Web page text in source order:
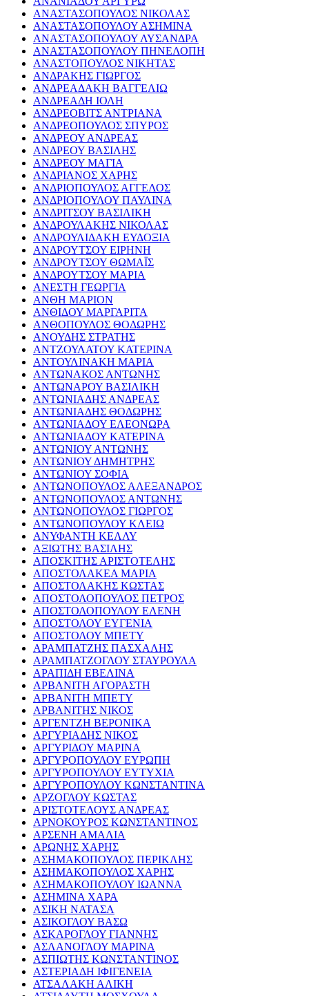
ΑΝΑΣΤΑΣΟΠΟΥΛΟΣ ΝΙΚΟΛΑΣ
ΑΝΑΣΤΑΣΟΠΟΥΛΟΥ ΑΣΗΜΙΝΑ
ΑΝΑΣΤΑΣΟΠΟΥΛΟΥ ΛΥΣΑΝΔΡΑ
ΑΝΑΣΤΑΣΟΠΟΥΛΟΥ ΠΗΝΕΛΟΠΗ
ΑΝΑΣΤΟΠΟΥΛΟΣ ΝΙΚΗΤΑΣ
ΑΝΔΡΑΚΗΣ ΓΙΩΡΓΟΣ
ΑΝΔΡΕΑΔΑΚΗ ΒΑΓΓΕΛΙΩ
ΑΝΔΡΕΑΔΗ ΙΟΛΗ
ΑΝΔΡΕΟΒΙΤΣ ΑΝΤΡΙΑΝΑ
ΑΝΔΡΕΟΠΟΥΛΟΣ ΣΠΥΡΟΣ
ΑΝΔΡΕΟΥ ΑΝΔΡΕΑΣ
ΑΝΔΡΕΟΥ ΒΑΣΙΛΗΣ
ΑΝΔΡΕΟΥ ΜΑΓΙΑ
ΑΝΔΡΙΑΝΟΣ ΧΑΡΗΣ
ΑΝΔΡΙΟΠΟΥΛΟΣ ΑΓΓΕΛΟΣ
ΑΝΔΡΙΟΠΟΥΛΟΥ ΠΑΥΛΙΝΑ
ΑΝΔΡΙΤΣΟΥ ΒΑΣΙΛΙΚΗ
ΑΝΔΡΟΥΛΑΚΗΣ ΝΙΚΟΛΑΣ
ΑΝΔΡΟΥΛΙΔΑΚΗ ΕΥΔΟΞΙΑ
ΑΝΔΡΟΥΤΣΟΥ ΕΙΡΗΝΗ
ΑΝΔΡΟΥΤΣΟΥ ΘΩΜΑΪΣ
ΑΝΔΡΟΥΤΣΟΥ ΜΑΡΙΑ
ΑΝΕΣΤΗ ΓΕΩΡΓΙΑ
ΑΝΘΗ ΜΑΡΙΟΝ
ΑΝΘΙΔΟΥ ΜΑΡΓΑΡΙΤΑ
ΑΝΘΟΠΟΥΛΟΣ ΘΟΔΩΡΗΣ
ΑΝΟΥΔΗΣ ΣΤΡΑΤΗΣ
ΑΝΤΖΟΥΛΑΤΟΥ ΚΑΤΕΡΙΝΑ
ΑΝΤΟΥΛΙΝΑΚΗ ΜΑΡΙΑ
ΑΝΤΩΝΑΚΟΣ ΑΝΤΩΝΗΣ
ΑΝΤΩΝΑΡΟΥ ΒΑΣΙΛΙΚΗ
ΑΝΤΩΝΙΑΔΗΣ ΑΝΔΡΕΑΣ
ΑΝΤΩΝΙΑΔΗΣ ΘΟΔΩΡΗΣ
ΑΝΤΩΝΙΑΔΟΥ ΕΛΕΟΝΩΡΑ
ΑΝΤΩΝΙΑΔΟΥ ΚΑΤΕΡΙΝΑ
ΑΝΤΩΝΙΟΥ ΑΝΤΩΝΗΣ
ΑΝΤΩΝΙΟΥ ΔΗΜΗΤΡΗΣ
ΑΝΤΩΝΙΟΥ ΣΟΦΙΑ
ΑΝΤΩΝΟΠΟΥΛΟΣ ΑΛΕΞΑΝΔΡΟΣ
ΑΝΤΩΝΟΠΟΥΛΟΣ ΑΝΤΩΝΗΣ
ΑΝΤΩΝΟΠΟΥΛΟΣ ΓΙΩΡΓΟΣ
ΑΝΤΩΝΟΠΟΥΛΟΥ ΚΛΕΙΩ
ΑΝΥΦΑΝΤΗ ΚΕΛΛΥ
ΑΞΙΩΤΗΣ ΒΑΣΙΛΗΣ
ΑΠΟΣΚΙΤΗΣ ΑΡΙΣΤΟΤΕΛΗΣ
ΑΠΟΣΤΟΛΑΚΕΑ ΜΑΡΙΑ
ΑΠΟΣΤΟΛΑΚΗΣ ΚΩΣΤΑΣ
ΑΠΟΣΤΟΛΟΠΟΥΛΟΣ ΠΕΤΡΟΣ
ΑΠΟΣΤΟΛΟΠΟΥΛΟΥ ΕΛΕΝΗ
ΑΠΟΣΤΟΛΟΥ ΕΥΓΕΝΙΑ
ΑΠΟΣΤΟΛΟΥ ΜΠΕΤΥ
ΑΡΑΜΠΑΤΖΗΣ ΠΑΣΧΑΛΗΣ
ΑΡΑΜΠΑΤΖΟΓΛΟΥ ΣΤΑΥΡΟΥΛΑ
ΑΡΑΠΙΔΗ ΕΒΕΛΙΝΑ
ΑΡΒΑΝΙΤΗ ΑΓΟΡΑΣΤΗ
ΑΡΒΑΝΙΤΗ ΜΠΕΤΥ
ΑΡΒΑΝΙΤΗΣ ΝΙΚΟΣ
ΑΡΓΕΝΤΖΗ ΒΕΡΟΝΙΚΑ
ΑΡΓΥΡΙΑΔΗΣ ΝΙΚΟΣ
ΑΡΓΥΡΙΔΟΥ ΜΑΡΙΝΑ
ΑΡΓΥΡΟΠΟΥΛΟΥ ΕΥΡΩΠΗ
ΑΡΓΥΡΟΠΟΥΛΟΥ ΕΥΤΥΧΙΑ
ΑΡΓΥΡΟΠΟΥΛΟΥ ΚΩΝΣΤΑΝΤΙΝΑ
ΑΡΖΟΓΛΟΥ ΚΩΣΤΑΣ
ΑΡΙΣΤΟΤΕΛΟΥΣ ΑΝΔΡΕΑΣ
ΑΡΝΟΚΟΥΡΟΣ ΚΩΝΣΤΑΝΤΙΝΟΣ
ΑΡΣΕΝΗ ΑΜΑΛΙΑ
ΑΡΩΝΗΣ ΧΑΡΗΣ
ΑΣΗΜΑΚΟΠΟΥΛΟΣ ΠΕΡΙΚΛΗΣ
ΑΣΗΜΑΚΟΠΟΥΛΟΣ ΧΑΡΗΣ
ΑΣΗΜΑΚΟΠΟΥΛΟΥ ΙΩΑΝΝΑ
ΑΣΗΜΙΝΑ ΧΑΡΑ
ΑΣΙΚΗ ΝΑΤΑΣΑ
ΑΣΙΚΟΓΛΟΥ ΒΑΣΩ
ΑΣΚΑΡΟΓΛΟΥ ΓΙΑΝΝΗΣ
ΑΣΛΑΝΟΓΛΟΥ ΜΑΡΙΝΑ
ΑΣΠΙΩΤΗΣ ΚΩΝΣΤΑΝΤΙΝΟΣ
ΑΣΤΕΡΙΑΔΗ ΙΦΙΓΕΝΕΙΑ
ΑΤΣΑΛΑΚΗ ΑΛΙΚΗ